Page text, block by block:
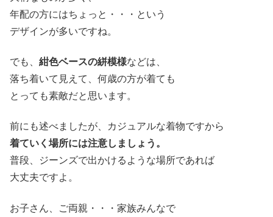
年配の方にはちょっと・・・という
デザインが多いですね。
でも、 紺色ベースの絣模様などは、
落ち着いて見えて、何歳の方が着ても
とっても素敵だと思います。
前にも述べましたが、カジュアルな着物ですから
着ていく場所には注意しましょう。
普段、ジーンズで出かけるような場所であれば
大丈夫ですよ。
お子さん、ご両親・・・家族みんなで